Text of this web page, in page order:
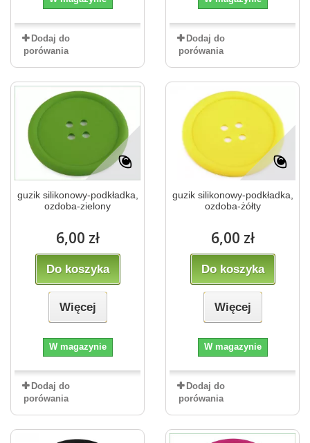
Dodaj do
porówania
Dodaj do
porówania
guzik silikonowy-podkładka,
ozdoba-zielony
6,00 zł
Do koszyka
Więcej
W magazynie
Dodaj do
porówania
guzik silikonowy-podkładka,
ozdoba-żółty
6,00 zł
Do koszyka
Więcej
W magazynie
Dodaj do
porówania